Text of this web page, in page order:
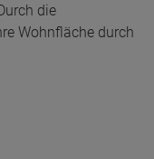
die
Wohnfläche durch